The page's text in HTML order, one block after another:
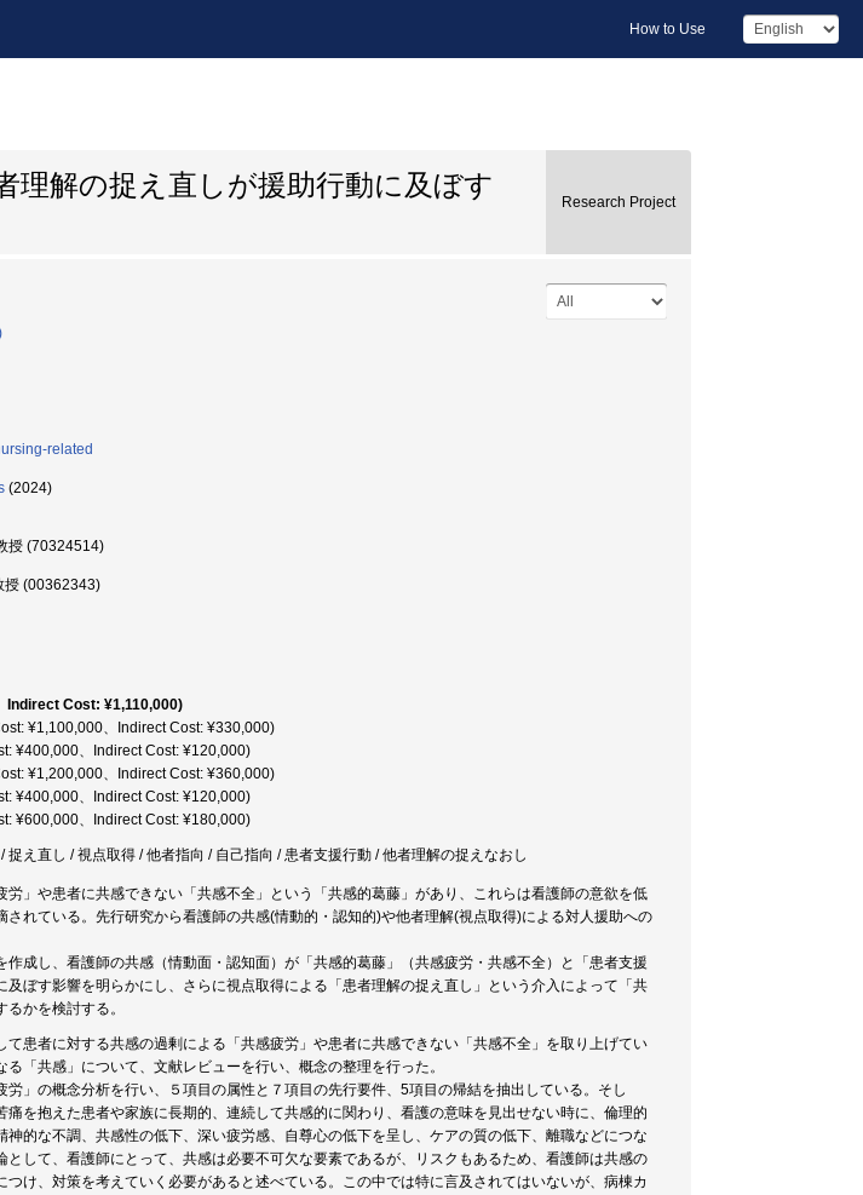
How to Use
理解の捉え直しが援助行動に及ぼす
Research Project
related
(2024)
授 (70324514)
授 (00362343)
Indirect Cost: ¥1,110,000)
¥1,100,000、Indirect Cost: ¥330,000)
¥400,000、Indirect Cost: ¥120,000)
¥1,200,000、Indirect Cost: ¥360,000)
¥400,000、Indirect Cost: ¥120,000)
¥600,000、Indirect Cost: ¥180,000)
捉え直し / 視点取得 / 他者指向 / 自己指向 / 患者支援行動 / 他者理解の捉えなおし
」や患者に共感できない「共感不全」という「共感的葛藤」があり、これらは看護師の意欲を低
れている。先行研究から看護師の共感(情動的・認知的)や他者理解(視点取得)による対人援助への
作成し、看護師の共感（情動面・認知面）が「共感的葛藤」（共感疲労・共感不全）と「患者支援
ぼす影響を明らかにし、さらに視点取得による「患者理解の捉え直し」という介入によって「共
かを検討する。
患者に対する共感の過剰による「共感疲労」や患者に共感できない「共感不全」を取り上げてい
「共感」について、文献レビューを行い、概念の整理を行った。
」の概念分析を行い、５項目の属性と７項目の先行要件、5項目の帰結を抽出している。そし
を抱えた患者や家族に長期的、連続して共感的に関わり、看護の意味を見出せない時に、倫理的
的な不調、共感性の低下、深い疲労感、自尊心の低下を呈し、ケアの質の低下、離職などにつな
して、看護師にとって、共感は必要不可欠な要素であるが、リスクもあるため、看護師は共感の
つけ、対策を考えていく必要があると述べている。この中では特に言及されてはいないが、病棟カ